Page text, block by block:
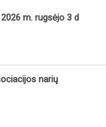
m. rugsėjo 3 d
narių